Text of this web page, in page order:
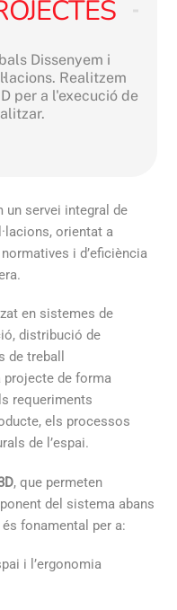
Dissenyem i
Realitzem
per a l'execució de
un servei integral de
orientat a
i d’eficiència
en sistemes de
distribució de
treball
projecte de forma
requeriments
els processos
de l’espai.
, que permeten
del sistema abans
fonamental per a:
i l’ergonomia